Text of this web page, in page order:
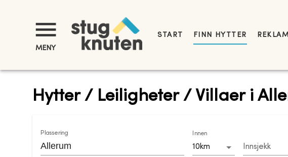
MENY
START FINN HYTTER
Hytter / Leiligheter / Villaer i
Plassering Innen
10km Innsjekk